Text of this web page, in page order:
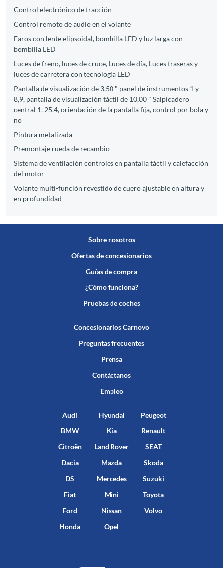
Control electrónico de tracción
Control remoto de audio en el volante
Faros con lente elipsoidal, bombilla LED y luz larga con
bombilla LED
Luces de freno, luces de cruce, Luces de día, Luces traseras y
luces de carretera con tecnología LED
Pantalla de visualización de 3,50 " panel de instrumentos 1 y
8,9, pantalla de visualización táctil de 10,00 " Salpicadero
central 1, 25,4, orientación de la pantalla fija, control por bola y
no
Pintura metalizada
Premontaje rueda de recambio
Sistema de ventilación controles en pantalla táctil y calefacción
del motor
Volante multi-función revestido de cuero ajustable en altura y
en profundidad
Sobre nosotros
Ofertas de concesionarios
Guías de compra
¿Cómo funciona?
Pruebas de coches
Concesionarios Carnovo
Preguntas frecuentes
Prensa
Contáctanos
Empleo
Audi
BMW
Citroën
Dacia
DS
Fiat
Ford
Honda
Hyundai
Kia
Land Rover
Mazda
Mercedes
Mini
Nissan
Opel
Peugeot
Renault
SEAT
Skoda
Suzuki
Toyota
Volvo